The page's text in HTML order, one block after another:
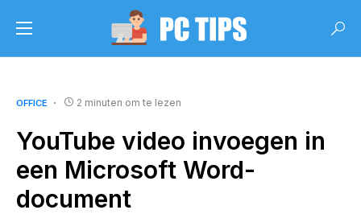
OFFICE 2 minuten om te lezen
YouTube video invoegen in
een Microsoft Word-
document